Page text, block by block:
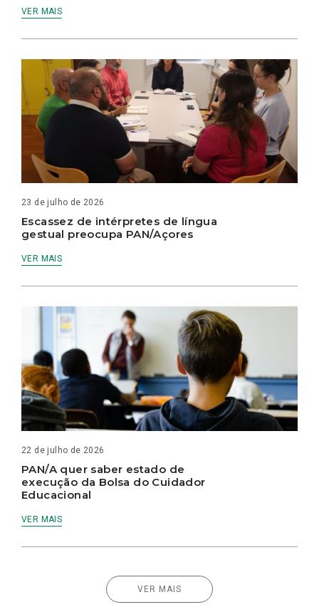
VER MAIS
23 de julho de 2026
Escassez de intérpretes de língua
gestual preocupa PAN/Açores
VER MAIS
22 de julho de 2026
PAN/A quer saber estado de
execução da Bolsa do Cuidador
Educacional
VER MAIS
VER MAIS